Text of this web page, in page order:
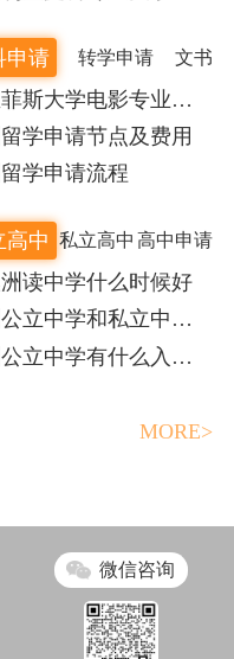
申请 转学申请 文书
斯大学电影专业申
学申请节点及费用
学申请流程
高中 私立高中 高中申请
读中学什么时候好
立中学和私立中学
？
立中学有什么入学
MORE>
微信咨询